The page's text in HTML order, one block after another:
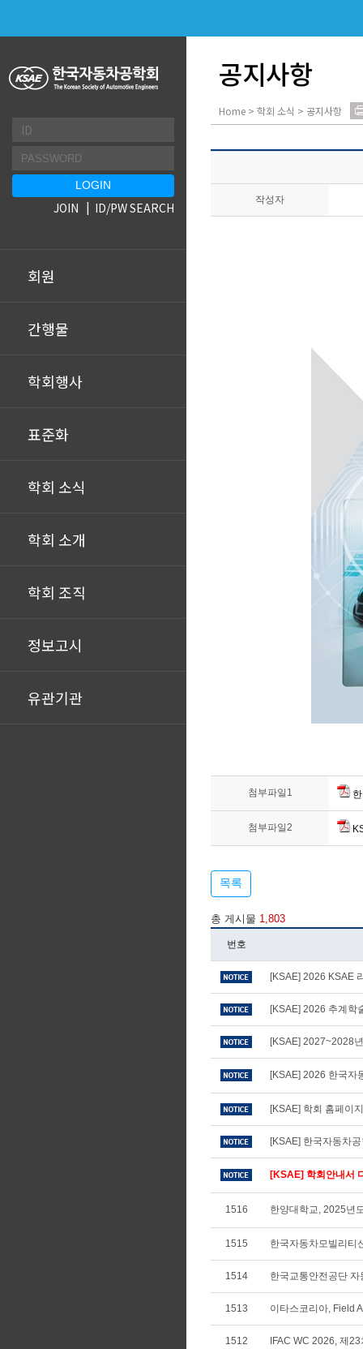
회원
간행물
학회행사
표준화
학회 소식
학회 소개
학회 조직
정보고시
유관기관
JOIN ID/PW SEARCH
공지사항
Home > 학회 소식 > 공지사항
작성자
첨부파일1
첨부파일2
목록
총 게시물 1,803
번호
[KSAE] 2026 KSAE
[KSAE] 2026 추계학
[KSAE] 2027~2028
[KSAE] 2026 한국자
[KSAE] 학회 홈페이
[KSAE] 한국자동차
[KSAE] 학회안내서
1516 한양대학교, 2025년
1515 한국자동차모빌리티
1514 한국교통안전공단
1513 이타스코리아, Field
1512 IFAC WC 2026, 제